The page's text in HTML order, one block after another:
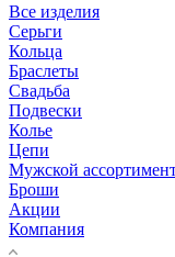
Все изделия
Серьги
Кольца
Браслеты
Свадьба
Подвески
Колье
Цепи
Мужской
Броши
Акции
Компания